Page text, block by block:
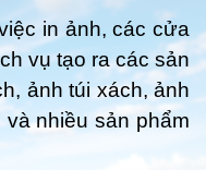
in ảnh, các cửa
vụ tạo ra các sản
ảnh túi xách, ảnh
nhiều sản phẩm